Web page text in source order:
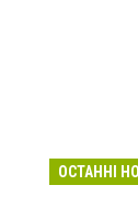
ОСТАННІ